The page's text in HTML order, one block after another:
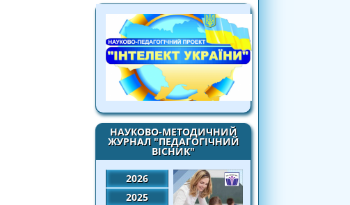
НАУКОВО-МЕТОДИЧНИЙ
ЖУРНАЛ "ПЕДАГОГІЧНИЙ
ВІСНИК"
2026
2025